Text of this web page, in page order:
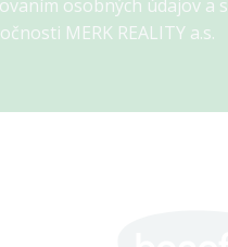
osobných údajov a s
MERK REALITY a.s.